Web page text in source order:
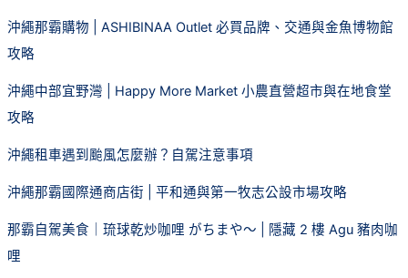
沖繩那霸購物 | ASHIBINAA Outlet 必買品牌、交通與金魚博物館
攻略
沖繩中部宜野灣 | Happy More Market 小農直營超市與在地食堂
攻略
沖繩租車遇到颱風怎麼辦？自駕注意事項
沖繩那霸國際通商店街 | 平和通與第一牧志公設市場攻略
那霸自駕美食｜琉球乾炒咖哩 がちまや～ | 隱藏 2 樓 Agu 豬肉咖
哩